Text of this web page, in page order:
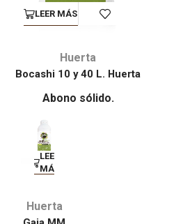
LEER MÁS
Huerta
Bocashi 10 y 40 L. Huerta
Abono sólido.
LEER
MÁS
Huerta